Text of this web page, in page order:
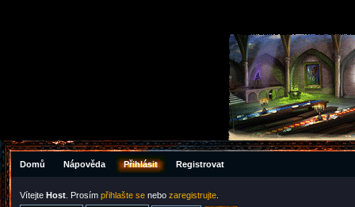
Domů Nápověda Přihlásit Registrovat
Vítejte Host . Prosím přihlašte se nebo zaregistrujte